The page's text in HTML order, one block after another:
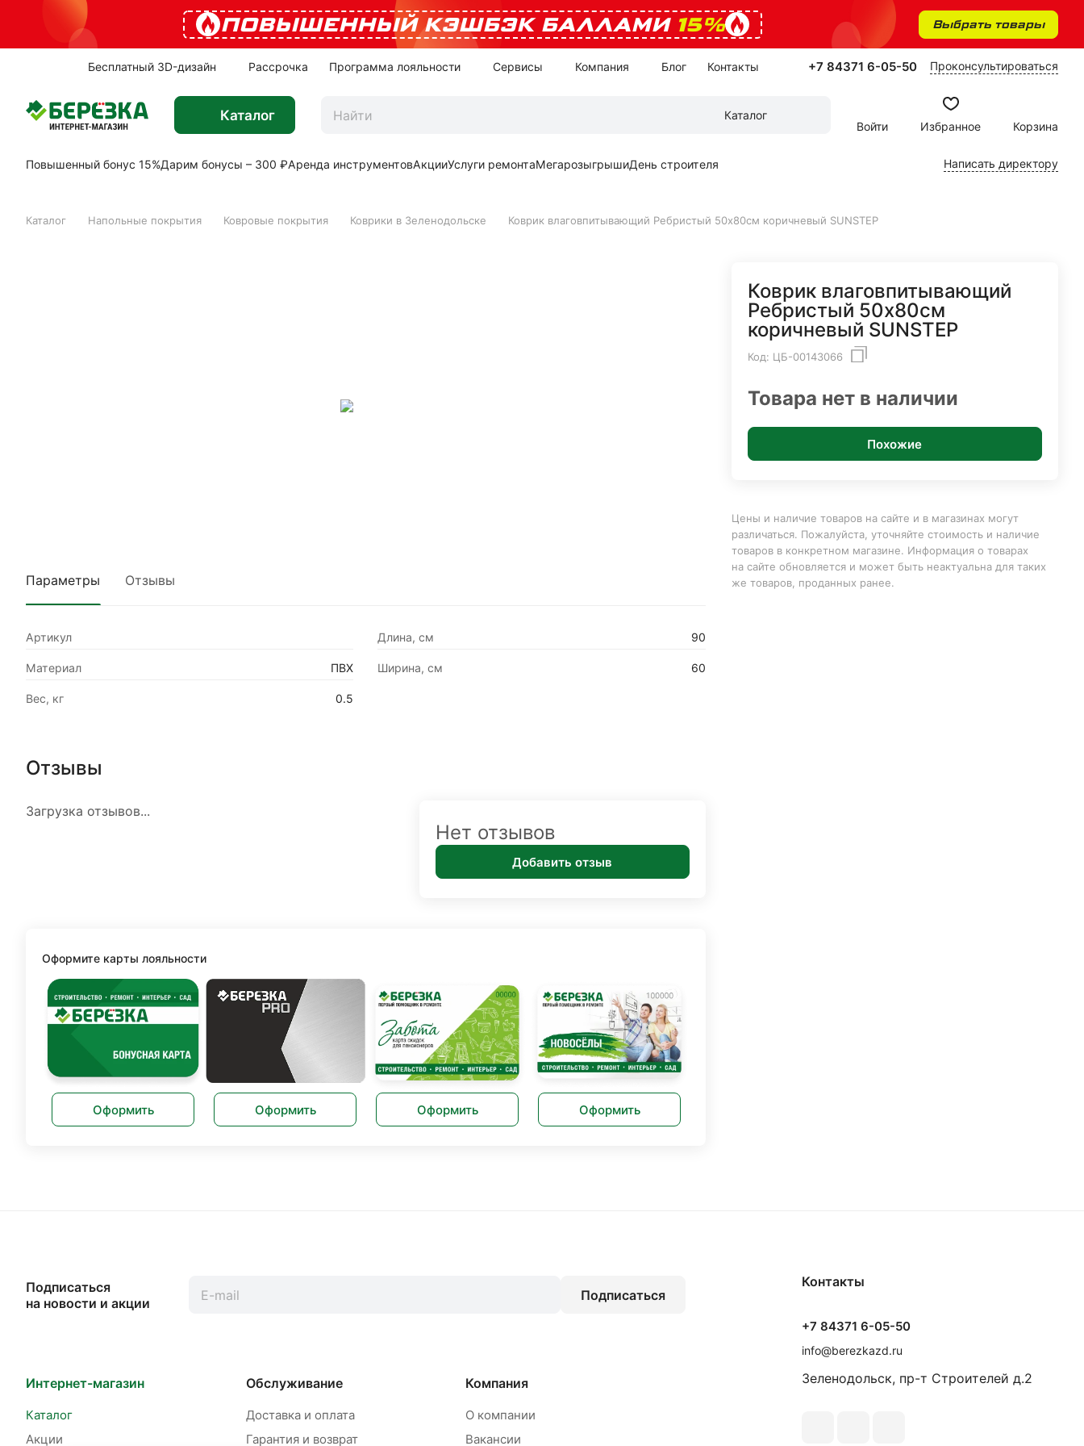
ПОВЫШЕННЫЙ КЭШБЭК БАЛЛАМИ 15% Выбрать товары
Бесплатный 3D-дизайн Рассрочка Программа лояльности Сервисы Компания Блог Контакты +7 84371 6-05-50 Проконсультироваться
Каталог
Каталог
Войти
Избранное Корзина
Повышенный бонус 15%Дарим бонусы – 300 ₽Аренда инструментовАкцииУслуги ремонтаМегарозыгрышиДень строителя Написать директору
Каталог Напольные покрытия Ковровые покрытия Коврики в Зеленодольске Коврик влаговпитывающий Ребристый 50х80см коричневый SUNSTEP
Параметры Отзывы
Артикул Длина, см 90
Материал ПВХ Ширина, см 60
Вес, кг 0.5
Отзывы
Загрузка отзывов...
Нет отзывов
Добавить отзыв
Оформите карты лояльности
Оформить Оформить Оформить Оформить
Коврик влаговпитывающий
Ребристый 50х80см
коричневый SUNSTEP
Код: ЦБ-00143066
Товара нет в наличии
Похожие
Цены и наличие товаров на сайте и в магазинах могут
различаться. Пожалуйста, уточняйте стоимость и наличие
товаров в конкретном магазине. Информация о товарах
на сайте обновляется и может быть неактуальна для таких
же товаров, проданных ранее.
Подписаться
на новости и акции
Подписаться
Интернет-магазин
Каталог
Акции
Обслуживание
Доставка и оплата
Гарантия и возврат
Компания
О компании
Вакансии
Контакты
+7 84371 6-05-50
info@berezkazd.ru
Зеленодольск, пр-т Строителей д.2